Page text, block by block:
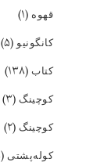
قهوه (۱)
کانگونیو (۵)
کتاب (۱۳۸)
کوچینگ (۳)
کوچینگ (۲)
کوله‌پشتی (۵)